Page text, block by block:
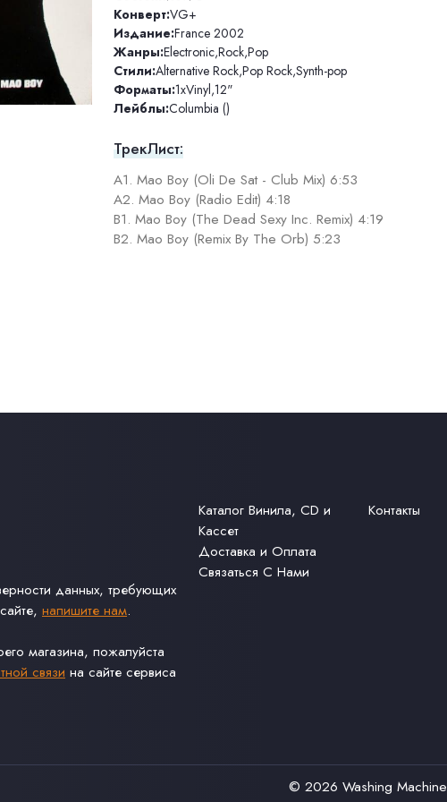
Конверт:VG+
Издание:France 2002
Жанры:Electronic,Rock,Pop
Стили:Alternative Rock,Pop Rock,Synth-pop
Форматы:1xVinyl,12"
Лейблы:Columbia ()
ТрекЛист:
A1. Mao Boy (Oli De Sat - Club Mix) 6:53
A2. Mao Boy (Radio Edit) 4:18
B1. Mao Boy (The Dead Sexy Inc. Remix) 4:19
B2. Mao Boy (Remix By The Orb) 5:23
данных, требующих
напишите нам.
магазина, пожалуйста
связи на сайте сервиса
Каталог Винила, CD и
Кассет
Доставка и Оплата
Связаться С Нами
Контакты
© 2026 Washing Machine